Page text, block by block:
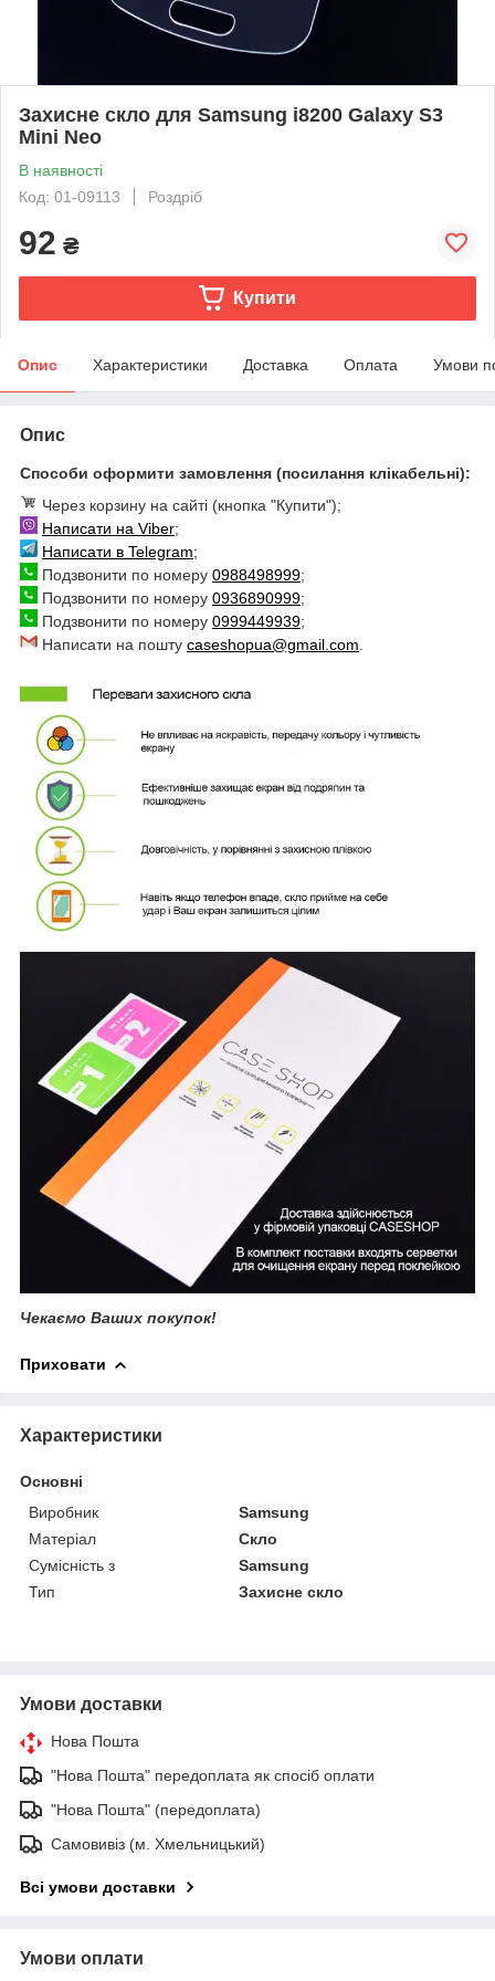
Захисне скло для Samsung i8200 Galaxy S3
Mini Neo
В наявності
Код: 01-09113
Роздріб
92 ₴
Купити
Опис Характеристики Доставка Оплата Умови
Опис
Способи оформити замовлення (посилання клікабельні):
Через корзину на сайті (кнопка "Купити");
Написати на Viber;
Написати в Telegram;
Подзвонити по номеру 0988498999;
Подзвонити по номеру 0936890999;
Подзвонити по номеру 0999449939;
Написати на пошту caseshopua@gmail.com
Чекаємо Ваших покупок!
Приховати
Характеристики
Основні
Виробник
Samsung
Матеріал
Скло
Сумісність з
Samsung
Тип
Захисне скло
Умови доставки
Нова Пошта
"Нова Пошта" передоплата як спосіб оплати
"Нова Пошта" (передоплата)
Самовивіз (м. Хмельницький)
Всі умови доставки
Умови оплати